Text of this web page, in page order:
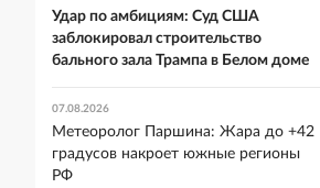
Удар по амбициям: Суд США
заблокировал строительство
бального зала Трампа в Белом доме
07.08.2026
Метеоролог Паршина: Жара до +42
градусов накроет южные регионы
РФ